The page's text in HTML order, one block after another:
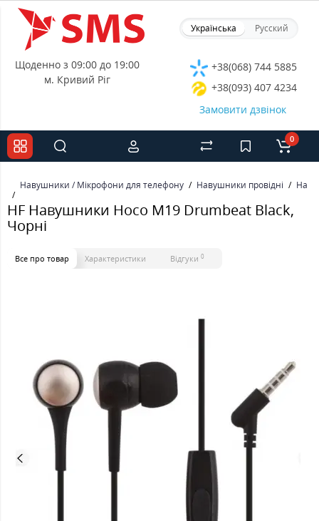
Українська Русский
Щоденно з 09:00 до 19:00
м. Кривий Ріг
+38(068) 744 5885
+38(093) 407 4234
Замовити дзвінок
0
Навушники / Мікрофони для телефону Навушники провідні
HF Навушники Hoco M19 Drumbeat Black,
Чорні
Все про товар Характеристики Відгуки 0